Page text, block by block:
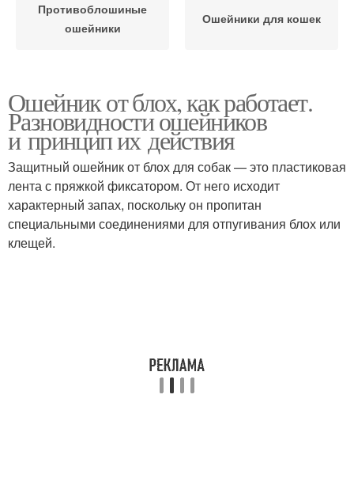
Противоблошиные
ошейники
Ошейники для кошек
Ошейник от блох, как работает.
Разновидности ошейников
и принцип их действия
Защитный ошейник от блох для собак — это пластиковая
лента с пряжкой фиксатором. От него исходит
характерный запах, поскольку он пропитан
специальными соединениями для отпугивания блох или
клещей.